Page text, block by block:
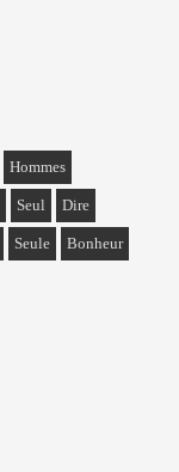
Hommes
Seul Dire
Seule Bonheur